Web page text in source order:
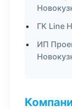
ГК Line
ИП